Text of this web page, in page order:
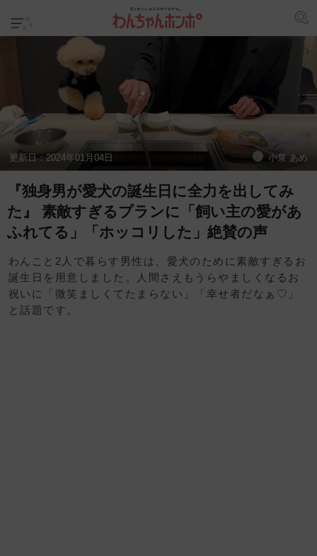
更新日： 2024年01月04日 小泉 あめ
『独身男が愛犬の誕生日に全力を出してみ
た』 素敵すぎるプランに「飼い主の愛があ
ふれてる」「ホッコリした」絶賛の声
わんこと2人で暮らす男性は、愛犬のために素敵すぎるお
誕生日を用意しました。人間さえもうらやましくなるお
祝いに「微笑ましくてたまらない」「幸せ者だなぁ♡」
と話題です。